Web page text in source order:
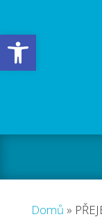
Open toolbar
Domů »